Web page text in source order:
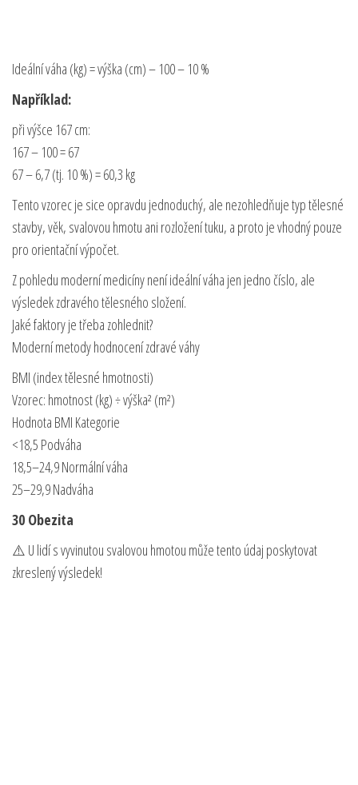
Ideální váha (kg) = výška (cm) – 100 – 10 %
Například:
při výšce 167 cm:
167 – 100 = 67
67 – 6,7 (tj. 10 %) = 60,3 kg
Tento vzorec je sice opravdu jednoduchý, ale nezohledňuje typ tělesné
stavby, věk, svalovou hmotu ani rozložení tuku, a proto je vhodný pouze
pro orientační výpočet.
Z pohledu moderní medicíny není ideální váha jen jedno číslo, ale
výsledek zdravého tělesného složení.
Jaké faktory je třeba zohlednit?
Moderní metody hodnocení zdravé váhy
BMI (index tělesné hmotnosti)
Vzorec: hmotnost (kg) ÷ výška² (m²)
Hodnota BMI Kategorie
<18,5 Podváha
18,5–24,9 Normální váha
25–29,9 Nadváha
30 Obezita
⚠️ U lidí s vyvinutou svalovou hmotou může tento údaj poskytovat
zkreslený výsledek!